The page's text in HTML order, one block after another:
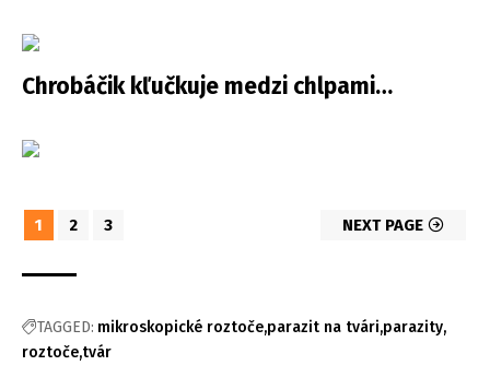
Chrobáčik kľučkuje medzi chlpami…
1 2 3 NEXT PAGE
TAGGED: mikroskopické roztoče parazit na tvári parazity
roztoče tvár